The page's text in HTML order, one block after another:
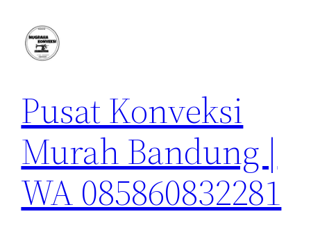
konten
Pusat Konveksi
Murah Bandung |
WA 085860832281